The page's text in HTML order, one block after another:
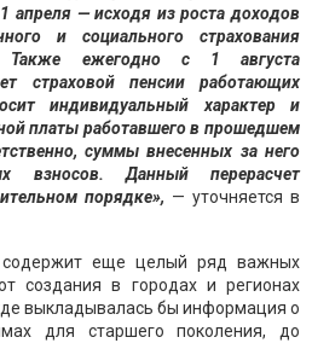
апреля — исходя из роста доходов
и социального страхования
Также ежегодно с 1 августа
страховой пенсии работающих
индивидуальный характер и
платы работавшего в прошедшем
суммы внесенных за него
взносов. Данный перерасчет
порядке», — уточняется в
содержит еще целый ряд важных
создания в городах и регионах
выкладывалась бы информация о
для старшего поколения, до